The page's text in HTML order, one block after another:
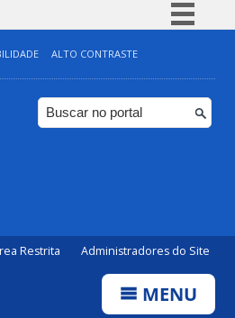
Simplifique!
Comunica BR
Participe
ALTO CONTRASTE
Restrita Administradores do Site
MENU